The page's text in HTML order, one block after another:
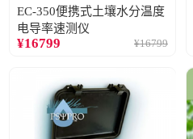
EC-350便携式土壤水分温度
电导率速测仪
¥16799 ¥16799